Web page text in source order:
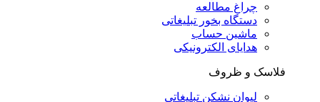
چراغ مطالعه
دستگاه بخور تبلیغاتی
ماشین حساب
هدایای الکترونیکی
فلاسک و ظروف
لیوان نشکن تبلیغاتی